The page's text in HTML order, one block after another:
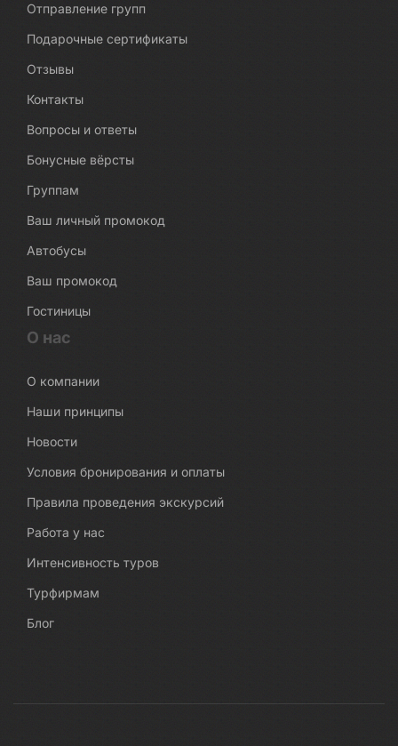
Отправление групп
Подарочные сертификаты
Отзывы
Контакты
Вопросы и ответы
Бонусные вёрсты
Группам
Ваш личный промокод
Автобусы
Ваш промокод
Гостиницы
О нас
О компании
Наши принципы
Новости
Условия бронирования и оплаты
Правила проведения экскурсий
Работа у нас
Интенсивность туров
Турфирмам
Блог